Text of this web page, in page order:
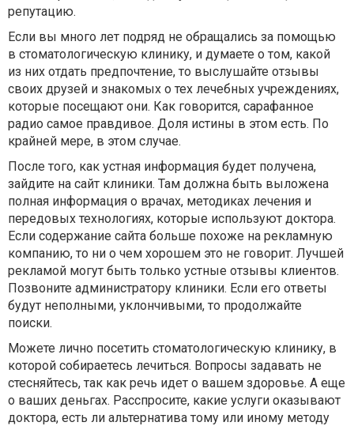
репутацию.
Если вы много лет подряд не обращались за помощью
в стоматологическую клинику, и думаете о том, какой
из них отдать предпочтение, то выслушайте отзывы
своих друзей и знакомых о тех лечебных учреждениях,
которые посещают они. Как говорится, сарафанное
радио самое правдивое. Доля истины в этом есть. По
крайней мере, в этом случае.
После того, как устная информация будет получена,
зайдите на сайт клиники. Там должна быть выложена
полная информация о врачах, методиках лечения и
передовых технологиях, которые используют доктора.
Если содержание сайта больше похоже на рекламную
компанию, то ни о чем хорошем это не говорит. Лучшей
рекламой могут быть только устные отзывы клиентов.
Позвоните администратору клиники. Если его ответы
будут неполными, уклончивыми, то продолжайте
поиски.
Можете лично посетить стоматологическую клинику, в
которой собираетесь лечиться. Вопросы задавать не
стесняйтесь, так как речь идет о вашем здоровье. А еще
о ваших деньгах. Расспросите, какие услуги оказывают
доктора, есть ли альтернатива тому или иному методу